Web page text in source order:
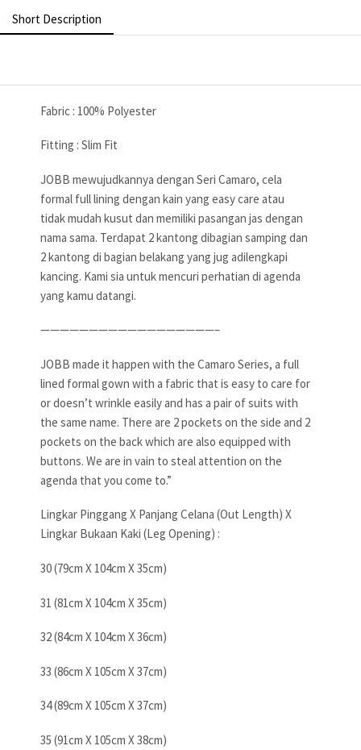
Short Description
Fabric : 100% Polyester
Fitting : Slim Fit
JOBB mewujudkannya dengan Seri Camaro, cela
formal full lining dengan kain yang easy care atau
tidak mudah kusut dan memiliki pasangan jas dengan
nama sama. Terdapat 2 kantong dibagian samping dan
2 kantong di bagian belakang yang jug adilengkapi
kancing. Kami sia untuk mencuri perhatian di agenda
yang kamu datangi.
——————————————————–
JOBB made it happen with the Camaro Series, a full
lined formal gown with a fabric that is easy to care for
or doesn’t wrinkle easily and has a pair of suits with
the same name. There are 2 pockets on the side and 2
pockets on the back which are also equipped with
buttons. We are in vain to steal attention on the
agenda that you come to.”
Lingkar Pinggang X Panjang Celana (Out Length) X
Lingkar Bukaan Kaki (Leg Opening) :
30 (79cm X 104cm X 35cm)
31 (81cm X 104cm X 35cm)
32 (84cm X 104cm X 36cm)
33 (86cm X 105cm X 37cm)
34 (89cm X 105cm X 37cm)
35 (91cm X 105cm X 38cm)